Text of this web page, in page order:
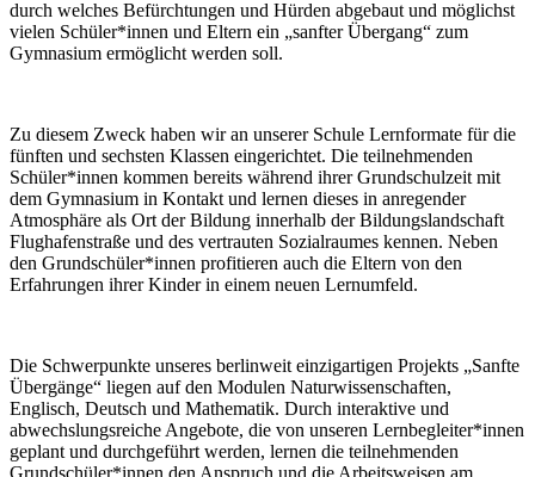
durch welches Befürchtungen und Hürden abgebaut und möglichst
vielen Schüler*innen und Eltern ein „sanfter Übergang“ zum
Gymnasium ermöglicht werden soll.
Zu diesem Zweck haben wir an unserer Schule Lernformate für die
fünften und sechsten Klassen eingerichtet. Die teilnehmenden
Schüler*innen kommen bereits während ihrer Grundschulzeit mit
dem Gymnasium in Kontakt und lernen dieses in anregender
Atmosphäre als Ort der Bildung innerhalb der Bildungslandschaft
Flughafenstraße und des vertrauten Sozialraumes kennen. Neben
den Grundschüler*innen profitieren auch die Eltern von den
Erfahrungen ihrer Kinder in einem neuen Lernumfeld.
Die Schwerpunkte unseres berlinweit einzigartigen Projekts „Sanfte
Übergänge“ liegen auf den Modulen Naturwissenschaften,
Englisch, Deutsch und Mathematik. Durch interaktive und
abwechslungsreiche Angebote, die von unseren Lernbegleiter*innen
geplant und durchgeführt werden, lernen die teilnehmenden
Grundschüler*innen den Anspruch und die Arbeitsweisen am